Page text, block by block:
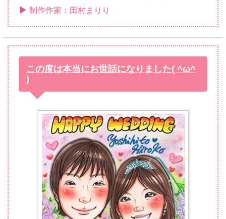
制作作家：田村まりり
この度は本当にお世話になりました( ^ω^
)